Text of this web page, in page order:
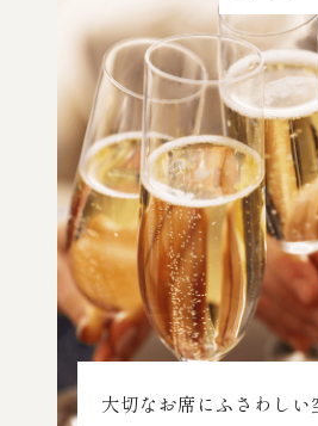
大切なお席にふさわしい